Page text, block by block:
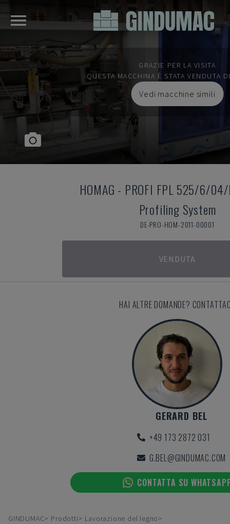
GRAZIE PER LA VISITA
QUESTA MACCHINA È STATA VENDUTA
Vedi macchine simili
HOMAG - PROFI FPL 525/6/
Profiling System
DE-PRO-HOM-2011-00001
VENDUTA
HAI ALTRE DOMANDE?
GERARD BEL
+49 173 2872 031
G.BEL@GINDUMAC.COM
CONTATTA SU
GINDUMAC Prodotti
Lavorazione del legno